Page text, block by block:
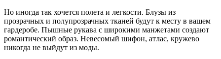
Но иногда так хочется полета и легкости. Блузы из
прозрачных и полупрозрачных тканей будут к месту в вашем
гардеробе. Пышные рукава с широкими манжетами создают
романтический образ. Невесомый шифон, атлас, кружево
никогда не выйдут из моды.